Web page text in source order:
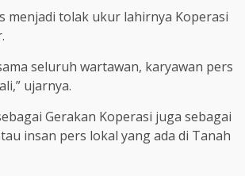
menjadi tolak ukur lahirnya Koperasi
seluruh wartawan, karyawan pers
ujarnya.
Gerakan Koperasi juga sebagai
insan pers lokal yang ada di Tanah